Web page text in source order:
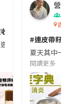
😱出發前切記檢查
遊的民眾，近期要
營養
香港
#連皮帶籽
夏天其中一
閱讀更多